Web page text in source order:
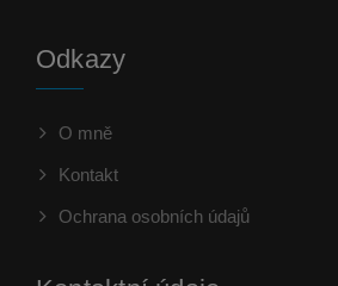
Odkazy
O mně
Kontakt
Ochrana osobních údajů